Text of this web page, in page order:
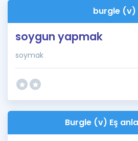
Blog
İngilizce Gramer
burgle (v)
soygun yapmak
soymak
Burgle (v) Eş